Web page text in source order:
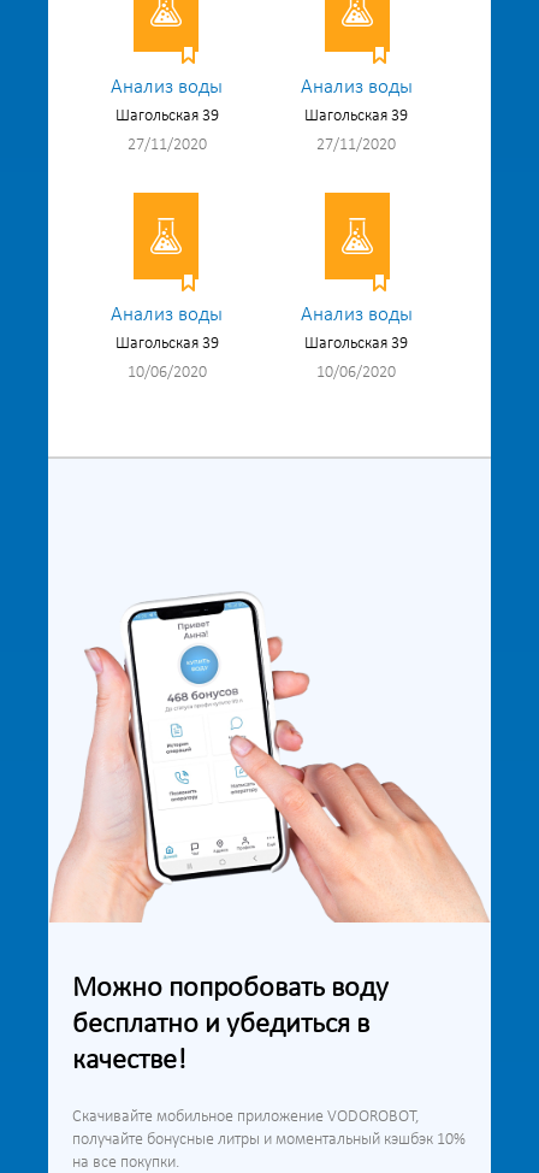
Анализ воды
Шагольская 39
27/11/2020
Анализ воды
Шагольская 39
27/11/2020
Анализ воды
Шагольская 39
10/06/2020
Анализ воды
Шагольская 39
10/06/2020
Можно попробовать воду
бесплатно и убедиться в
качестве!
Скачивайте мобильное приложение VODOROBOT,
получайте бонусные литры и моментальный кэшбэк 10%
на все покупки.